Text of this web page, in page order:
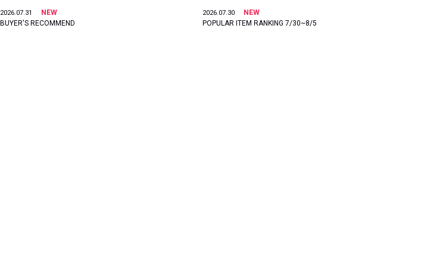
2026.07.31
NEW
BUYER'S RECOMMEND
2026.07.30
NEW
POPULAR ITEM RANKING 7/30~8/5